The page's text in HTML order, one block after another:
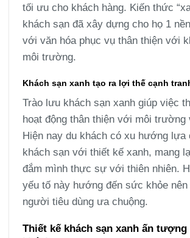
tối ưu cho khách hàng. Kiến thức
khách sạn đã xây dựng cho họ 1
với văn hóa phục vụ thân thiện với
môi trường.
Khách sạn xanh tạo ra lợi thế cạnh
Trào lưu khách sạn xanh giúp việc
hoạt động thân thiện với môi trường
Hiện nay du khách có xu hướng lựa
khách sạn với thiết kế xanh, mang
đắm mình thực sự với thiên nhiên.
yếu tố này hướng đến sức khỏe
người tiêu dùng ưa chuộng.
Thiết kế khách sạn xanh ấn